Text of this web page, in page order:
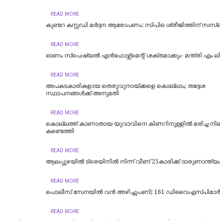
READ MORE
കുണ്ടറ കസ്റ്റഡി മര്‍ദ്ദന ആരോപണം: സിപിഒ ശ്രീജിത്തിന്
READ MORE
ഓണം സ്‌പെഷ്യൽ എൻഫോഴ്സ്മെന്റ് ശക്തമാക്കും- മന്ത്രി എം
READ MORE
അപകടകാരികളായ തെരുവുനായ്ക്കളെ കൊല്ലാം; തദ്ദേശ
സ്ഥാപനങ്ങൾക്ക് അനുമതി
READ MORE
കൊല്ലത്ത് കാണാതായ യുവാവിനെ കിണറിനുള്ളിൽ മരിച്ച
കണ്ടെത്തി
READ MORE
ആലപ്പുഴയിൽ ട്രെയിനില്‍ നിന്ന് വീണ് 25കാരിക്ക് ദാരുണാന്ത്യം
READ MORE
പൊലീസ് സേനയിൽ വൻ അഴിച്ചുപണി; 161 ഡിവൈഎസ്പിമാര്‍ക്ക്
READ MORE